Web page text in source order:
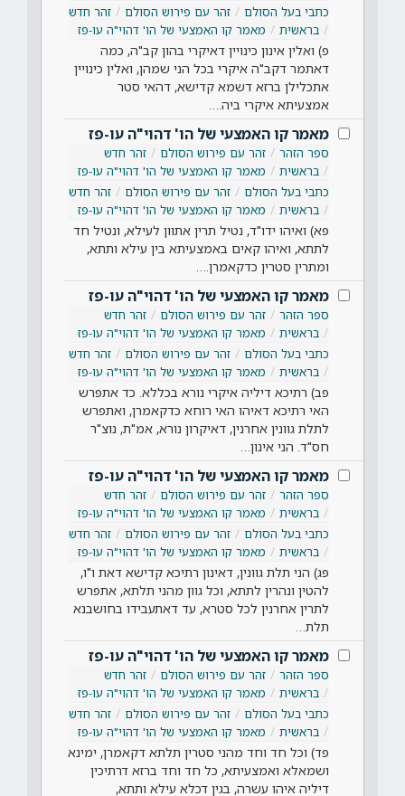
כתבי בעל הסולם
זהר עם פירוש הסולם
זהר חדש
בראשית
מאמר קו האמצעי של הו' דהוי"ה עו-פז
פ) ואלין אינון כינויין דאיקרי בהון קב"ה, כמה
דאתמר דקב"ה איקרי בכל הני שמהן, ואלין כינויין
אתכלילן ברזא דשמא קדישא, דהאי סטר
אמצעיתא איקרי ביה.…
מאמר קו האמצעי של הו' דהוי"ה עו-פז
ספר הזהר זהר עם פירוש הסולם
זהר חדש
בראשית
מאמר קו האמצעי של הו' דהוי"ה עו-פז
כתבי בעל הסולם
זהר עם פירוש הסולם
זהר חדש
בראשית
מאמר קו האמצעי של הו' דהוי"ה עו-פז
פא) ואיהו ידו"ד, נטיל תרין אתוון לעילא, ונטיל חד
לתתא, ואיהו קאים באמצעיתא בין עילא ותתא,
ומתרין סטרין כדקאמרן.…
מאמר קו האמצעי של הו' דהוי"ה עו-פז
ספר הזהר זהר עם פירוש הסולם
זהר חדש
בראשית
מאמר קו האמצעי של הו' דהוי"ה עו-פז
כתבי בעל הסולם
זהר עם פירוש הסולם
זהר חדש
בראשית
מאמר קו האמצעי של הו' דהוי"ה עו-פז
פב) רתיכא דיליה איקרי נורא בכללא. כד אתפרש
האי רתיכא דאיהו האי רוחא כדקאמרן, ואתפרש
לתלת גוונין אחרנין, דאיקרון נורא, אמ"ת, נוצ"ר
חס"ד. הני אינון…
מאמר קו האמצעי של הו' דהוי"ה עו-פז
ספר הזהר זהר עם פירוש הסולם
זהר חדש
בראשית
מאמר קו האמצעי של הו' דהוי"ה עו-פז
כתבי בעל הסולם
זהר עם פירוש הסולם
זהר חדש
בראשית
מאמר קו האמצעי של הו' דהוי"ה עו-פז
פג) הני תלת גוונין, דאינון רתיכא קדישא דאת ו"ו,
להטין ונהרין לתתא, וכל גוון מהני תלתא, אתפרש
לתרין אחרנין לכל סטרא, עד דאתעבידו בחושבנא
תלת…
מאמר קו האמצעי של הו' דהוי"ה עו-פז
ספר הזהר זהר עם פירוש הסולם
זהר חדש
בראשית
מאמר קו האמצעי של הו' דהוי"ה עו-פז
כתבי בעל הסולם
זהר עם פירוש הסולם
זהר חדש
בראשית
מאמר קו האמצעי של הו' דהוי"ה עו-פז
פד) וכל חד וחד מהני סטרין תלתא דקאמרן, ימינא
ושמאלא ואמצעיתא, כל חד וחד ברזא דרתיכין
דיליה איהו עשרה, בגין דכלא עילא ותתא,